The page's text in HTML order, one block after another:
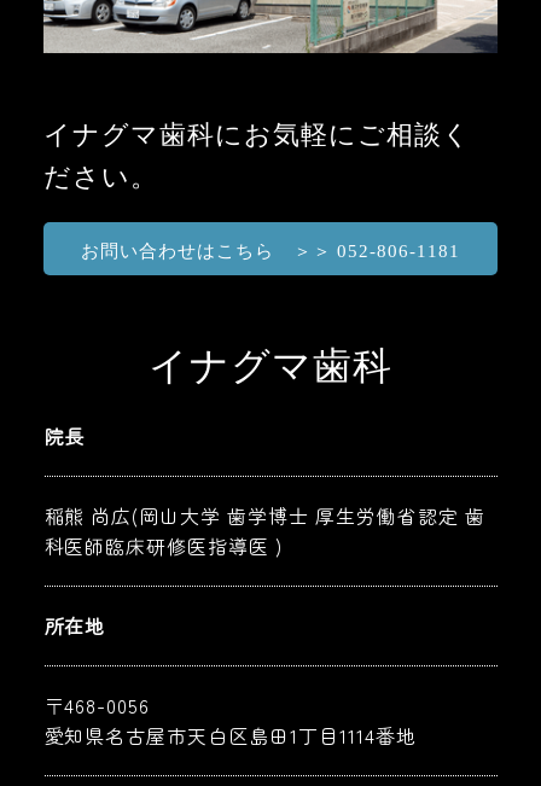
イナグマ歯科にお気軽にご相談く
ださい。
お問い合わせはこちら ＞＞ 052-806-1181
イナグマ歯科
院長
稲熊 尚広(岡山大学 歯学博士 厚生労働省認定 歯
科医師臨床研修医指導医 )
所在地
〒468-0056
愛知県名古屋市天白区島田1丁目1114番地